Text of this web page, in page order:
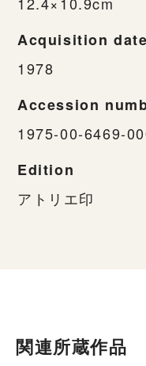
Acquisition date
1978
Accession
1975-00-6469-
Edition
アトリエ印
関連所蔵作品